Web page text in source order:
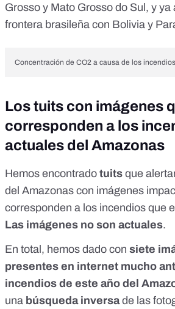
Grosso y Mato Grosso do Sul, y ya
frontera brasileña con Bolivia y
Concentración de CO2 a causa de los
Los tuits con imágenes
corresponden a los
actuales del Amazonas
Hemos encontrado tuits que
del Amazonas con imágenes
corresponden a los incendios que
Las imágenes no son actuales.
En total, hemos dado con siete
presentes en internet mucho
incendios de este año del
una búsqueda inversade las